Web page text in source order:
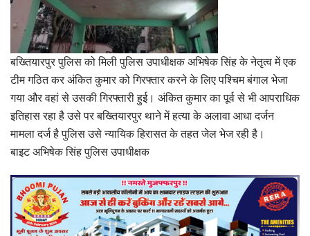
बख्तियारपुर पुलिस को मिली पुलिस उपाधीक्षक अभिषेक सिंह के नेतृत्व में एक
टीम गठित कर अंकित कुमार को गिरफ्तार करने के लिए पश्चिम बंगाल भेजा
गया और वहां से उसकी गिरफ्तारी हुई। अंकित कुमार का पूर्व से भी आपराधिक
इतिहास रहा है उसे पर बख्तियारपुर थाने में हत्या के अलावा आधा दर्जन
मामला दर्ज है पुलिस उसे न्यायिक हिरासत के तहत जेल भेज रही है।
बाइट अभिषेक सिंह पुलिस उपाधीक्षक